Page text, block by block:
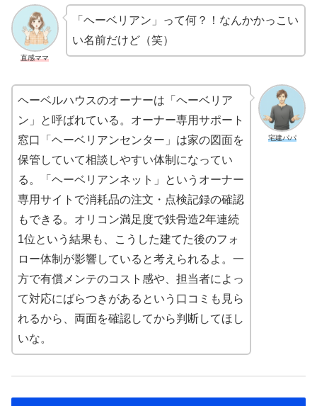
直感ママ
「ヘーベリアン」って何？！なんかかっこい
い名前だけど（笑）
宅建パパ
ヘーベルハウスのオーナーは「ヘーベリア
ン」と呼ばれている。オーナー専用サポート
窓口「ヘーベリアンセンター」は家の図面を
保管していて相談しやすい体制になってい
る。「ヘーベリアンネット」というオーナー
専用サイトで消耗品の注文・点検記録の確認
もできる。オリコン満足度で鉄骨造2年連続
1位という結果も、こうした建てた後のフォ
ロー体制が影響していると考えられるよ。一
方で有償メンテのコスト感や、担当者によっ
て対応にばらつきがあるという口コミも見ら
れるから、両面を確認してから判断してほし
いな。